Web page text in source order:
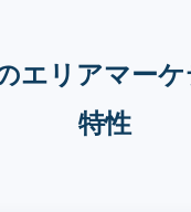
エリアマー
特性